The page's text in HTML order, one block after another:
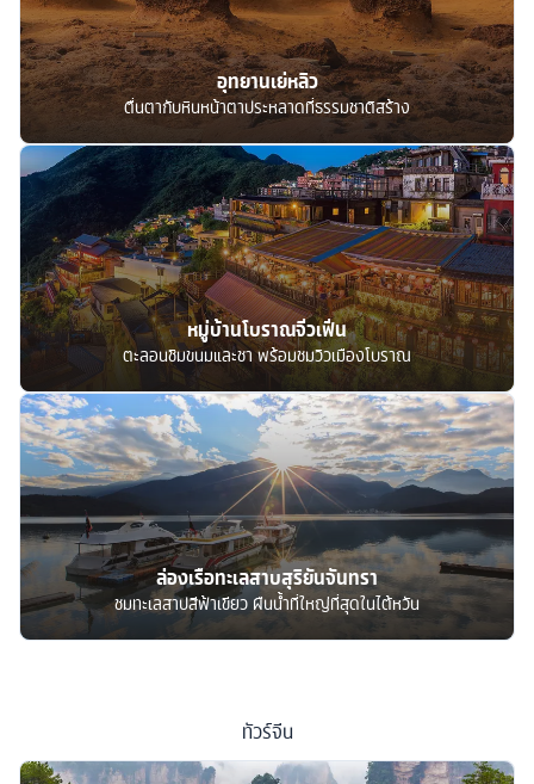
อุทยานเย่หลิว
ตื่นตากับหินหน้าตาประหลาดที่ธรรมชาติสร้าง
หมู่บ้านโบราณจิ่วเฟิ่น
ตะลอนชิมขนมและชา พร้อมชมวิวเมืองโบราณ
ล่องเรือทะเลสาบสุริยันจันทรา
ชมทะเลสาปสีฟ้าเขียว ผืนน้ำที่ใหญ่ที่สุดในไต้หวัน
ทัวร์จีน